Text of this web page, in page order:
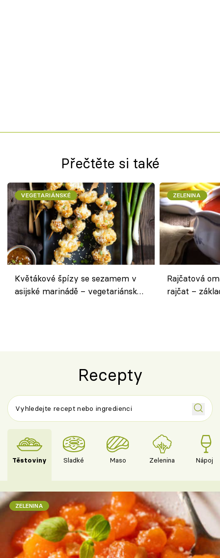
Přečtěte si také
VEGETARIÁNSKÉ
Květákové špízy se sezamem v
asijské marinádě – vegetariánská
ZELENINA
Rajčatová
rajčat –
Recepty
Těstoviny Sladké Maso Zelenina Nápoje
ZELENINA